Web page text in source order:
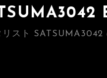
リスト SATSUMA3042